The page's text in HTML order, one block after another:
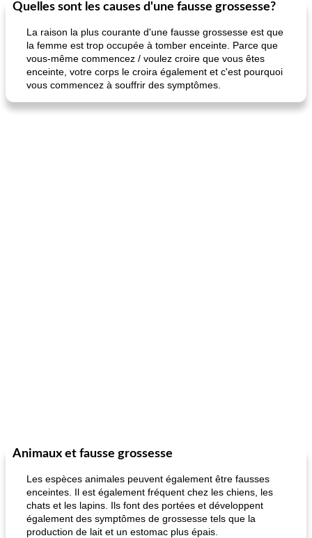
30min
Marques de confiance: recettes et
astuces
55
Viande et volaille
Quelles sont les causes d'une fausse grossesse?
La raison la plus courante d'une fausse grossesse est que
la femme est trop occupée à tomber enceinte. Parce que
vous-même commencez / voulez croire que vous êtes
enceinte, votre corps le croira également et c'est pourquoi
vous commencez à souffrir des symptômes.
Animaux et fausse grossesse
Les espèces animales peuvent également être fausses
enceintes. Il est également fréquent chez les chiens, les
chats et les lapins. Ils font des portées et développent
également des symptômes de grossesse tels que la
production de lait et un estomac plus épais.